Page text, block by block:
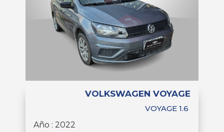
VOLKSWAGEN VOYAGE
VOYAGE 1.6
Año : 2022